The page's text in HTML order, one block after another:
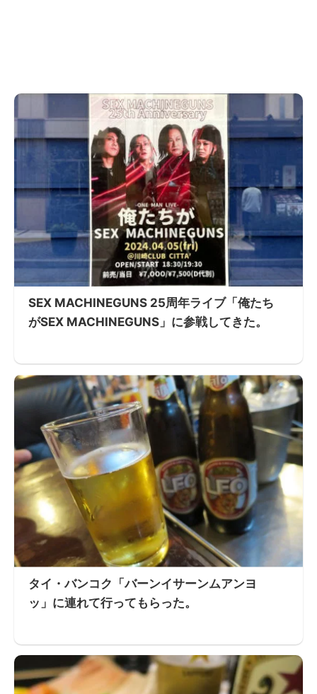
SEX MACHINEGUNS 25周年ライブ「俺たち
がSEX MACHINEGUNS」に参戦してきた。
タイ・バンコク「バーンイサーンムアンヨ
ッ」に連れて行ってもらった。